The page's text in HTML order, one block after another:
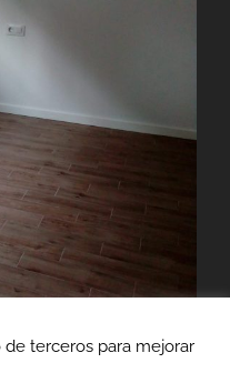
terceros para mejorar